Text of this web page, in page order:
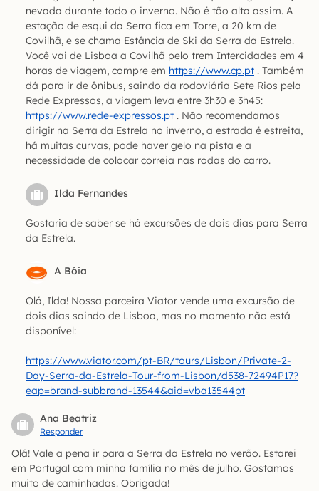
nevada durante todo o inverno. Não é tão alta assim. A
estação de esqui da Serra fica em Torre, a 20 km de
Covilhã, e se chama Estância de Ski da Serra da Estrela.
Você vai de Lisboa a Covilhã pelo trem Intercidades em 4
horas de viagem, compre em https://www.cp.pt . Também
dá para ir de ônibus, saindo da rodoviária Sete Rios pela
Rede Expressos, a viagem leva entre 3h30 e 3h45:
https://www.rede-expressos.pt . Não recomendamos
dirigir na Serra da Estrela no inverno, a estrada é estreita,
há muitas curvas, pode haver gelo na pista e a
necessidade de colocar correia nas rodas do carro.
Ilda Fernandes
Gostaria de saber se há excursões de dois dias para Serra
da Estrela.
A Bóia
Olá, Ilda! Nossa parceira Viator vende uma excursão de
dois dias saindo de Lisboa, mas no momento não está
disponível:
https://www.viator.com/pt-BR/tours/Lisbon/Private-2-
Day-Serra-da-Estrela-Tour-from-Lisbon/d538-72494P17?
eap=brand-subbrand-13544&aid=vba13544pt
Ana Beatriz
Responder
Olá! Vale a pena ir para a Serra da Estrela no verão. Estarei
em Portugal com minha família no mês de julho. Gostamos
muito de caminhadas. Obrigada!